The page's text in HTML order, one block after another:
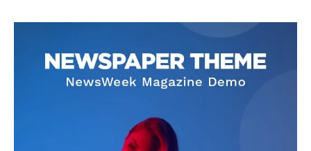
DOWNLOAD NOW
AIN NEWS 1